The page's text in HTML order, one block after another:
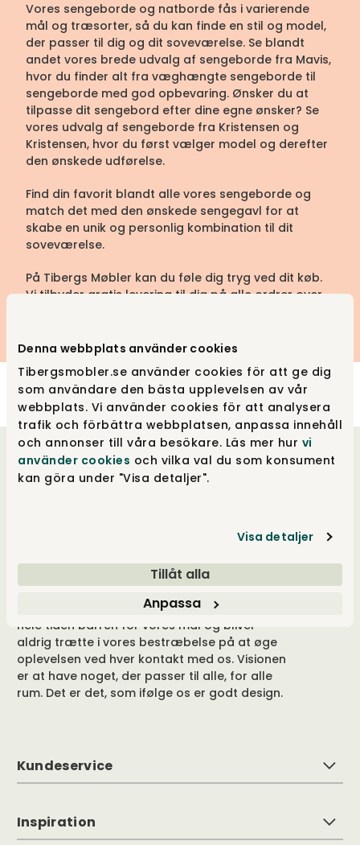
Denna webbplats använder cookies
Tibergsmobler.se använder cookies för att ge dig
som användare den bästa upplevelsen av vår
webbplats. Vi använder cookies för att analysera
trafik och förbättra webbplatsen, anpassa innehåll
och annonser till våra besökare. Läs mer hur vi
använder cookies och vilka val du som konsument
kan göra under "Visa detaljer".
Visa detaljer
Tillåt alla
Anpassa
Vores sengeborde og natborde fås i varierende
mål og træsorter, så du kan finde en stil og model,
der passer til dig og dit soveværelse. Se blandt
andet vores brede udvalg af sengeborde fra Mavis,
hvor du finder alt fra væghængte sengeborde til
sengeborde med god opbevaring. Ønsker du at
tilpasse dit sengebord efter dine egne ønsker? Se
vores udvalg af sengeborde fra Kristensen og
Kristensen, hvor du først vælger model og derefter
den ønskede udførelse.
Find din favorit blandt alle vores sengeborde og
match det med den ønskede sengegavl for at
skabe en unik og personlig kombination til dit
soveværelse.
På Tibergs Møbler kan du føle dig tryg ved dit køb.
Vi tilbyder gratis levering til dig på alle ordrer over
Velkommen til os
samtidig give merværdi i form af viden, følelse
frihedselskere, der er utroligt omhyggelige
stor valgfrihed i både stort og småt. Vi hæver
hele tiden barren for vores mål og bliver
aldrig trætte i vores bestræbelse på at øge
oplevelsen ved hver kontakt med os. Visionen
er at have noget, der passer til alle, for alle
rum. Det er det, som ifølge os er godt design.
Kundeservice
Inspiration